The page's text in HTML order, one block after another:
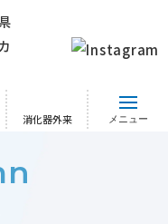
消化器外来 メニュー